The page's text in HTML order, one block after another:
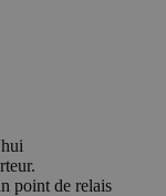
point de relais